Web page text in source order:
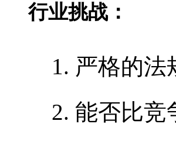
行业挑战：
严格的法
能否比竞